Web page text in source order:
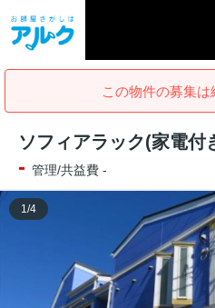
この物件の募集は
ソフィアラック(家電付
- 管理/共益費 -
1 /4